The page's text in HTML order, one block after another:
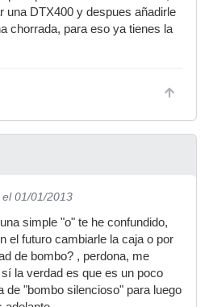
una DTX400 y despues añadirle
chorrada, para eso ya tienes la
el 01/01/2013
simple "o" te he confundido,
el futuro cambiarle la caja o por
de bombo? , perdona, me
la verdad es que es un poco
de "bombo silencioso" para luego